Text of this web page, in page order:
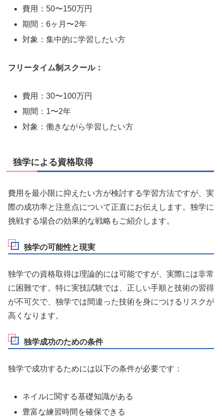
費用：50〜150万円
期間：6ヶ月〜2年
対象：集中的に学習したい方
フリータイム制スクール：
費用：30〜100万円
期間：1〜2年
対象：働きながら学習したい方
独学による資格取得
費用を最小限に抑えたい方が検討する学習方法ですが、実
際の成功率と注意点について正直にお伝えします。独学に
挑戦する場合の効果的な戦略もご紹介します。
独学の可能性と現実
独学での資格取得は理論的には可能ですが、実際には非常
に困難です。特に実技試験では、正しい手順と技術の習得
が不可欠で、独学では間違った技術を身につけるリスクが
高くなります。
独学成功のための条件
独学で成功するためには以下の条件が必要です：
ネイルに関する基礎知識がある
豊富な練習時間を確保できる